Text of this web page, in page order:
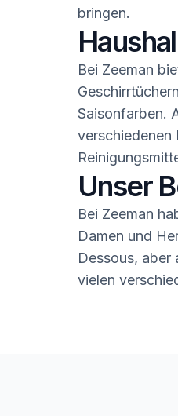
bringen.
Bei Zeeman
Saisonfarben.
verschiedenen
Unser
Bei Zeeman
Damen und
Dessous, aber
vielen